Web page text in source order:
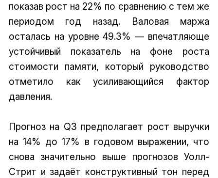
показав рост на 22% по сравнению с тем же
периодом год назад. Валовая маржа
осталась на уровне 49.3% — впечатляюще
устойчивый показатель на фоне роста
стоимости памяти, который руководство
отметило как усиливающийся фактор
давления.
Прогноз на Q3 предполагает рост выручки
на 14% до 17% в годовом выражении, что
снова значительно выше прогнозов Уолл-
Стрит и задаёт конструктивный тон перед